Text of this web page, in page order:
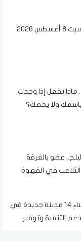
2026
ماذا تفعل إذا وجدت
ولا يخصك؟
عضو بالغرفة
التلاعب في القهوة
استشاري تخطيط: إنشاء 14 مدينة جديدة في
12 عامًا لدعم التنمية وتوفير